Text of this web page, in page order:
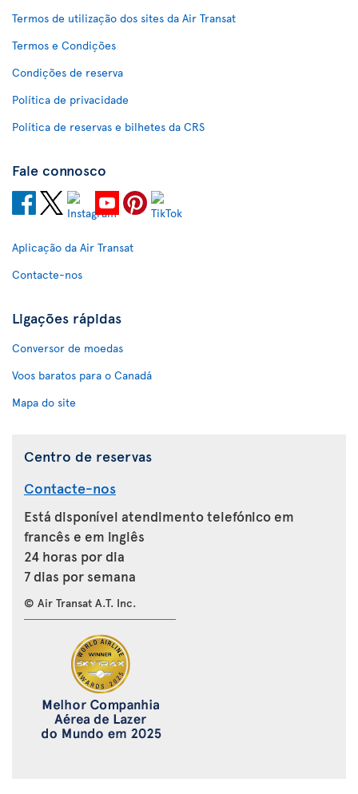
Termos de utilização dos sites da Air Transat
Termos e Condições
Condições de reserva
Política de privacidade
Política de reservas e bilhetes da CRS
Fale connosco
Aplicação da Air Transat
Contacte-nos
Ligações rápidas
Conversor de moedas
Voos baratos para o Canadá
Mapa do site
Centro de reservas
Contacte-nos
Está disponível atendimento telefónico em
francês e em inglês
24 horas por dia
7 dias por semana
© Air Transat A.T. Inc.